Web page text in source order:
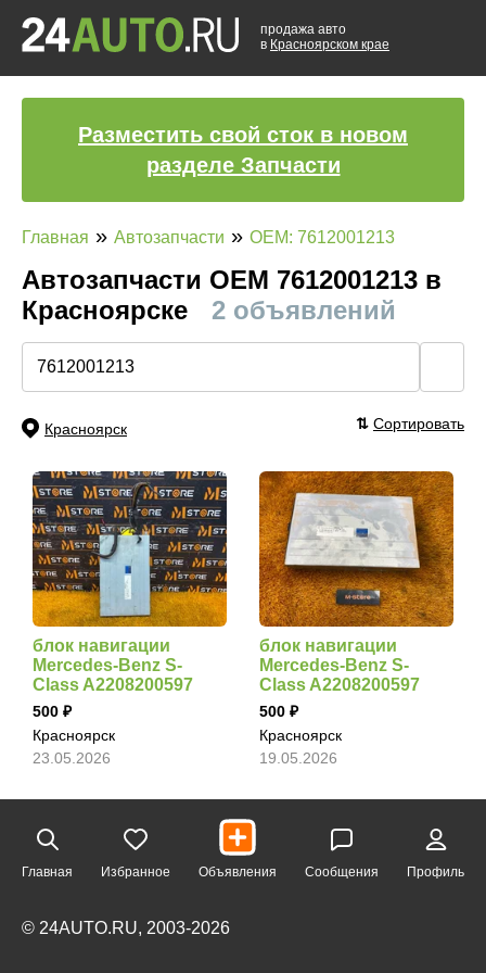
продажа авто
в Красноярском крае
Разместить свой сток в новом
разделе Запчасти
Главная » Автозапчасти » OEM: 7612001213
Автозапчасти ОЕМ 7612001213 в
Красноярске
2 объявлений
Красноярск ⇅ Сортировать
блок навигации
Mercedes-Benz S-
Class A2208200597
500
Красноярск
23.05.2026
блок навигации
Mercedes-Benz S-
Class A2208200597
500
Красноярск
19.05.2026
Главная Избранное Объявления Сообщения Профиль
© 24AUTO.RU, 2003-2026